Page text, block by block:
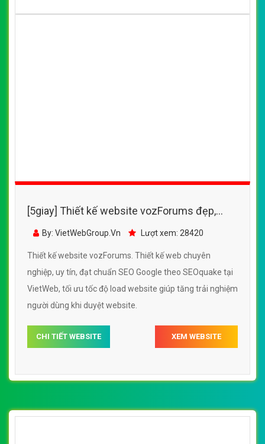
[5giay] Thiết kế website vozForums đẹp,
chuyên nghiệp chuẩn SEO
By: VietWebGroup.Vn Lượt xem: 28420
Thiết kế website vozForums. Thiết kế web chuyên
nghiệp, uy tín, đạt chuẩn SEO Google theo SEOquake tại
VietWeb, tối ưu tốc độ load website giúp tăng trải nghiệm
người dùng khi duyệt website.
CHI TIẾT WEBSITE XEM WEBSITE